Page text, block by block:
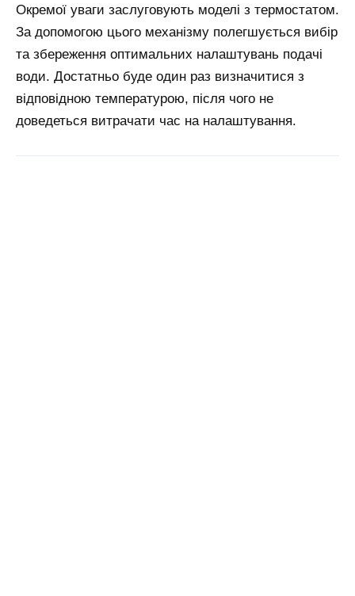
Окремої уваги заслуговують моделі з термостатом.
За допомогою цього механізму полегшується вибір
та збереження оптимальних налаштувань подачі
води. Достатньо буде один раз визначитися з
відповідною температурою, після чого не
доведеться витрачати час на налаштування.